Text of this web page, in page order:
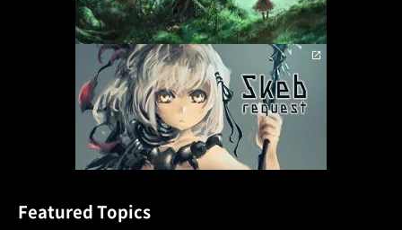
Featured Topics